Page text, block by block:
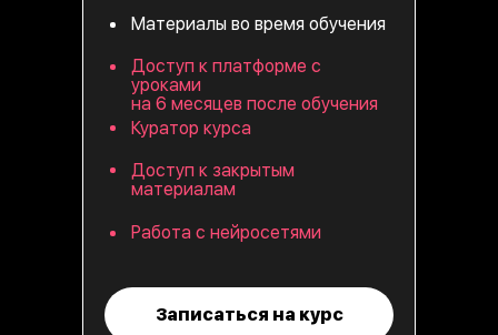
Записаться на курс
Материалы во время обучения
Доступ к платформе с
уроками
на 6 месяцев после обучения
Куратор курса
Доступ к закрытым
материалам
Работа с нейросетями